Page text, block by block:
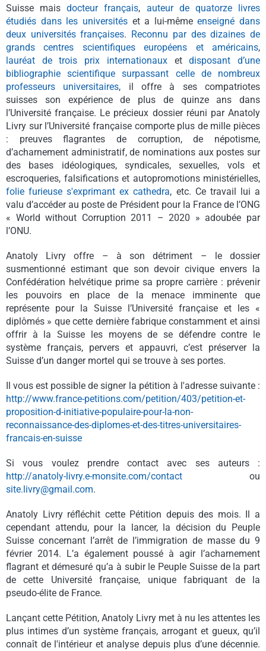
Suisse maisdocteur français, auteur de quatorze livres
étudiés dans les universitéset a lui-mêmeenseigné dans
deux universités françaises. Reconnu par des dizaines de
grands centres scientifiques européens et américains,
lauréat de trois prix internationauxetdisposant d’une
bibliographie scientifique surpassant celle de nombreux
professeurs universitaires, il offre à ses compatriotes
suisses son expérience de plus de quinze ans dans
l’Université française. Le précieux dossier réuni par Anatoly
Livry sur l’Université française comporte plus de mille pièces
: preuves flagrantes de corruption, de népotisme,
d’acharnement administratif, de nominations aux postes sur
des bases idéologiques, syndicales, sexuelles, vols et
escroqueries, falsifications et autopromotions ministérielles,
folie furieuse s'exprimant ex cathedra, etc. Ce travail lui a
valu d’accéder au poste de Président pour la France de l’ONG
« World without Corruption 2011 – 2020 » adoubée par
l’ONU.
Anatoly Livry offre – à son détriment – le dossier
susmentionné estimant que son devoir civique envers la
Confédération helvétique prime sa propre carrière : prévenir
les pouvoirs en place de la menace imminente que
représente pour la Suisse l’Université française et les «
diplômés » que cette dernière fabrique constamment et ainsi
offrir à la Suisse les moyens de se défendre contre le
système français, pervers et appauvri, c’est préserver la
Suisse d’un danger mortel qui se trouve à ses portes.
Il vous est possible de signer la pétition à l'adresse suivante :
http://www.france-petitions.com/petition/403/petition-et-
proposition-d-initiative-populaire-pour-la-non-
reconnaissance-des-diplomes-et-des-titres-universitaires-
francais-en-suisse
Si vous voulez prendre contact avec ses auteurs :
http://anatoly-livry.e-monsite.com/contact ou
site.livry@gmail.com.
Anatoly Livry réfléchit cette Pétition depuis des mois. Il a
cependant attendu, pour la lancer, la décision du Peuple
Suisse concernant l’arrêt de l’immigration de masse du 9
février 2014. L’a également poussé à agir l’acharnement
flagrant et démesuré qu’a à subir le Peuple Suisse de la part
de cette Université française, unique fabriquant de la
pseudo-élite de France.
Lançant cette Pétition, Anatoly Livry met à nu les attentes les
plus intimes d’un système français, arrogant et gueux, qu’il
connaît de l'intérieur et analyse depuis plus d’une décennie.